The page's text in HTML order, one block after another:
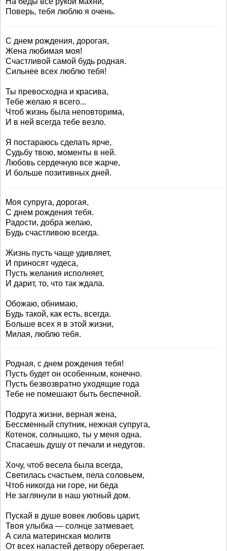
Поверь, тебя люблю я очень.
С днем рождения, дорогая,
Жена любимая моя!
Счастливой самой будь родная.
Сильнее всех люблю тебя!
Ты превосходна и красива,
Тебе желаю я всего...
Чтоб жизнь была неповторима,
И в ней всегда тебе везло.
Я постараюсь сделать ярче,
Судьбу твою, моменты в ней.
Любовь сердечную все жарче,
И больше позитивных дней.
Моя супруга, дорогая,
С днем рождения тебя.
Радости, добра желаю,
Будь счастливою всегда.
Жизнь пусть чаще удивляет,
И приносят чудеса,
Пусть желания исполняет,
И дарит, то, что так ждала.
Обожаю, обнимаю,
Будь такой, как есть, всегда.
Больше всех я в этой жизни,
Милая, люблю тебя.
Родная, с днем рождения тебя!
Пусть будет он особенным, конечно.
Пусть безвозвратно уходящие года
Тебе не помешают быть беспечной.
Подруга жизни, верная жена,
Бессменный спутник, нежная супруга,
Котенок, солнышко, ты у меня одна.
Спасаешь душу от печали и недугов.
Хочу, чтоб весела была всегда,
Светилась счастьем, пела соловьем,
Чтоб никогда ни горе, ни беда
Не заглянули в наш уютный дом.
Пускай в душе вовек любовь царит,
Твоя улыбка — солнце затмевает,
А сила материнская молитв
От всех напастей детвору оберегает.